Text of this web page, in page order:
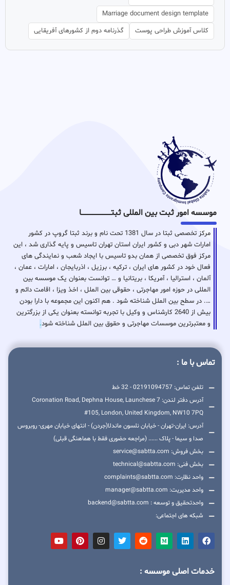
Marriage document design template
کلاس آموزش طراحی پوست
گذرنامه دوم از کشورهای آفریقایی
موسسه امور ثبت بین المللی ثبتـــــــــــــــــــــــــــــا
مرکز تخصصی ثبتا در سال 1381 تحت نام و برند ثبتا گروپ در کشور
امارات شهر دبی و کشور ایران استان تهران تاسیس و پایه گذاری شد ، این
مرکز فوق تخصصی از همان بدو تاسیس با ایجاد شعب و نمایندگی های
فعال خود در کشور های ایران ، ترکیه ، برزیل ، اذربایجان ، امارات ، عمان ،
آلمان ، استرالیا ، آمریکا ، بریتانیا و … توانست بعنوان یک موسسه بین
المللی در حوزه امور مهاجرتی ، حقوقی بین الملل ، اخذ ویزا ، اقامت دائم و
…. در سطح بین الملل شناخته شود . هم اکنون این مجموعه با دارا بودن
بیش از 2640 کارشناس و وکیل با تجربه توانسته بعنوان یکی از بزرگترین
و معتبرترین موسسات مهاجرتی و حقوق بین الملل شناخته شود.
تماس با ما :
تلفن تماس: 02191094757 - 32 خط
آدرس دفتر لندن: 7 Coronation Road, Dephna House, Launchese
#105, London, United Kingdom, NW10 7PQ
آدرس: ایران-تهران - خیابان نلسون ماندلا(جردن) - انتهای خیابان مهری- روبروس
صدا و سیما - پلاک ...... (مراجعه حضوری فقط با هماهنگی قبلی)
بخش فروش: service@sabtta.com
بخش فنی: technical@sabtta.com
واحد نظارت: complaints@sabtta.com
واحد مدیریت: manager@sabtta.com
واحدتحقیق و توسعه : backend@sabtta.com
شبکه های اجتماعی:
خدمات اصلی موسسه :